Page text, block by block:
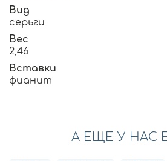
Вид
серьги
Вес
2,46
Вставки
фианит
А ЕЩЕ У НАС